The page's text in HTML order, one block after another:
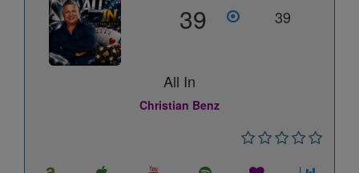
39 39
All In
Christian Benz